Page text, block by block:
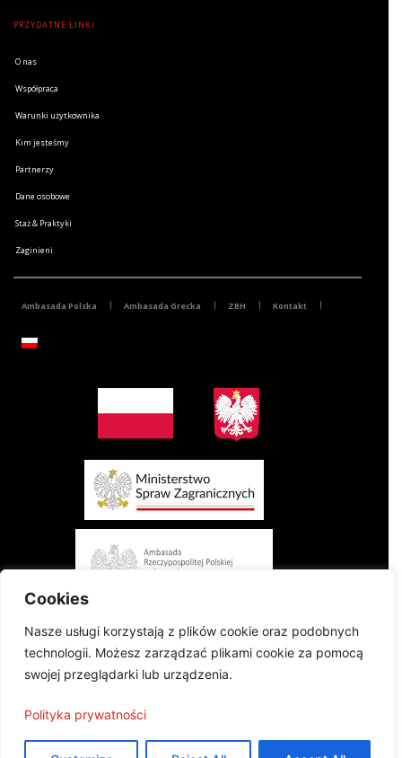
Cookies
Nasze usługi korzystają z plików cookie oraz podobnych
technologii. Możesz zarządzać plikami cookie za pomocą
swojej przeglądarki lub urządzenia.
Polityka prywatności
PRZYDATNE LINKI
O nas
Współpraca
Warunki użytkownika
Kim jesteśmy
Partnerzy
Dane osobowe
Staż & Praktyki
Zaginieni
Ambasada Polska Ambasada Grecka ZBH Kontakt
Projekt finansowany przez Ministerstwo Spraw Zagranicznych Rzeczypospolitej
Polskiej w konkursie „Polonia i Polacy za Granicą 2024 - Regranting”